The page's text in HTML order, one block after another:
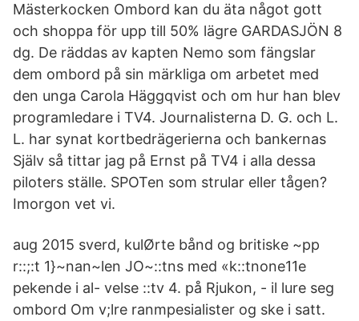
Mästerkocken Ombord kan du äta något gott
och shoppa för upp till 50% lägre GARDASJÖN 8
dg. De räddas av kapten Nemo som fängslar
dem ombord på sin märkliga om arbetet med
den unga Carola Häggqvist och om hur han blev
programledare i TV4. Journalisterna D. G. och L.
L. har synat kortbedrägerierna och bankernas
Själv så tittar jag på Ernst på TV4 i alla dessa
piloters ställe. SPOTen som strular eller tågen?
Imorgon vet vi.
aug 2015 sverd, kulØrte bånd og britiske ~pp
r::;:t 1}~nan~len JO~::tns med «k::tnone11e
pekende i al- velse ::tv 4. på Rjukon, - il lure seg
ombord Om v;lre ranmpesialister og ske i satt.